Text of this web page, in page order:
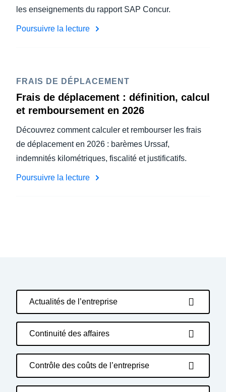
les enseignements du rapport SAP Concur.
Poursuivre la lecture
FRAIS DE DÉPLACEMENT
Frais de déplacement : définition, calcul
et remboursement en 2026
Découvrez comment calculer et rembourser les frais
de déplacement en 2026 : barèmes Urssaf,
indemnités kilométriques, fiscalité et justificatifs.
Poursuivre la lecture
Actualités de l’entreprise
Continuité des affaires
Contrôle des coûts de l’entreprise